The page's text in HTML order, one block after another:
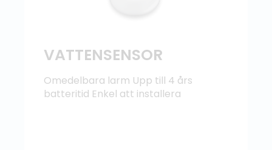
VATTENSENSOR
Omedelbara larm Upp till 4 års
batteritid Enkel att installera